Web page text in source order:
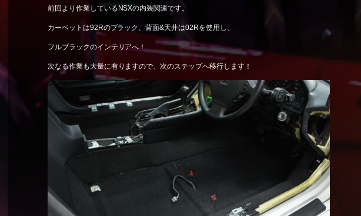
前回より作業しているNSXの内装関連です。
カーペットは92Rのブラック、背面&天井は02Rを使用し、
フルブラックのインテリアへ！
次なる作業も大量に有りますので、次のステップへ移行します！